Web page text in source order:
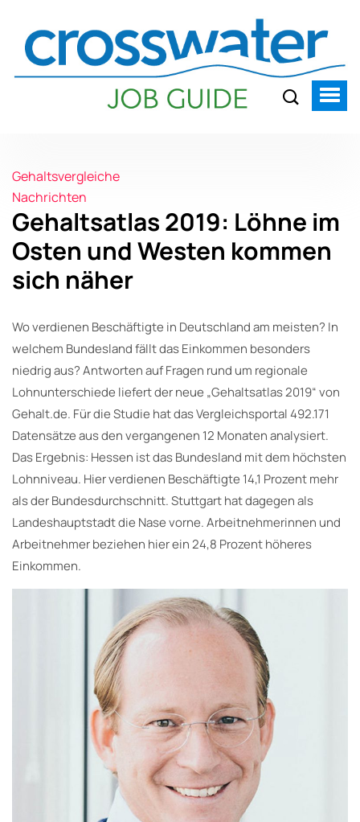
Gehaltsvergleiche
Nachrichten
Gehaltsatlas 2019: Löhne im
Osten und Westen kommen
sich näher
Wo verdienen Beschäftigte in Deutschland am meisten? In
welchem Bundesland fällt das Einkommen besonders
niedrig aus? Antworten auf Fragen rund um regionale
Lohnunterschiede liefert der neue „Gehaltsatlas 2019“ von
Gehalt.de. Für die Studie hat das Vergleichsportal 492.171
Datensätze aus den vergangenen 12 Monaten analysiert.
Das Ergebnis: Hessen ist das Bundesland mit dem höchsten
Lohnniveau. Hier verdienen Beschäftigte 14,1 Prozent mehr
als der Bundesdurchschnitt. Stuttgart hat dagegen als
Landeshauptstadt die Nase vorne. Arbeitnehmerinnen und
Arbeitnehmer beziehen hier ein 24,8 Prozent höheres
Einkommen.